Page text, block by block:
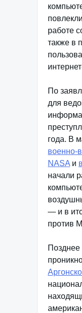
работе
также в
По
для
года. В
NASA и
начали
— и в
против
Позднее